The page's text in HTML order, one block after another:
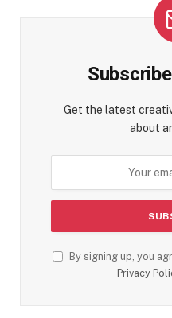
Get the latest
about
By signing up, you
Privacy